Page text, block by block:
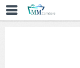
Übersicht